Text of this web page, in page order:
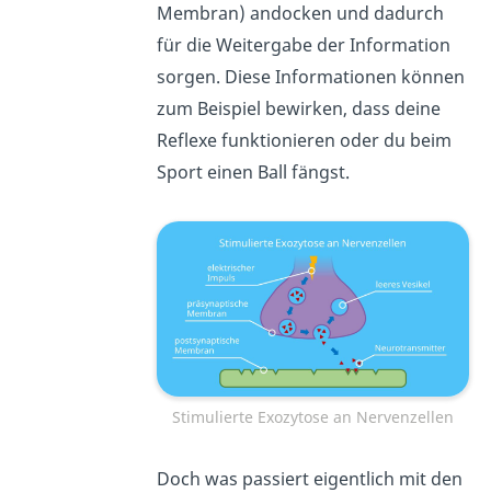
Membran) andocken und dadurch
für die Weitergabe der Information
sorgen. Diese Informationen können
zum Beispiel bewirken, dass deine
Reflexe funktionieren oder du beim
Sport einen Ball fängst.
Stimulierte Exozytose an Nervenzellen
Doch was passiert eigentlich mit den